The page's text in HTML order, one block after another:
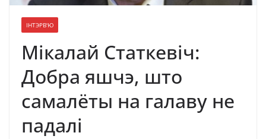
ІНТЭРВ'Ю
Мікалай Статкевіч:
Добра яшчэ, што
самалёты на галаву не
падалі